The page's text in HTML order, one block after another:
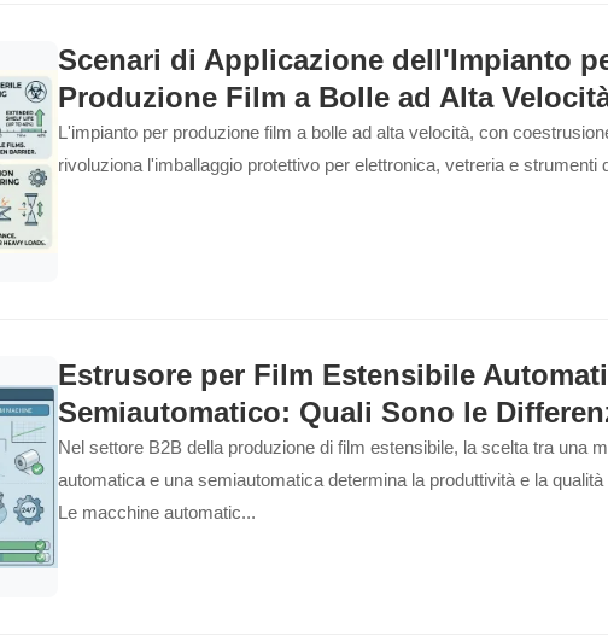
Scenari di Applicazione dell'Impianto
Produzione Film a Bolle ad Alta
L'impianto per produzione film a bolle ad alta velocità, con
rivoluziona l'imballaggio protettivo per elettronica, vetreria e strumenti
Estrusore per Film Estensibile
Semiautomatico: Quali Sono le
Nel settore B2B della produzione di film estensibile, la scelta tra una
automatica e una semiautomatica determina la produttività e la qualità
Le macchine automatic...